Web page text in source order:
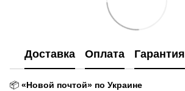
Доставка Оплата Гарантия
📦 «Новой почтой» по Украине